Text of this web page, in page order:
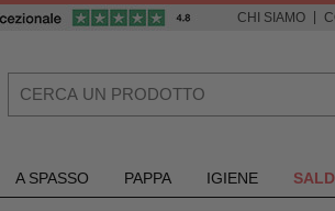
CHI SIAMO
A SPASSO PAPPA IGIENE